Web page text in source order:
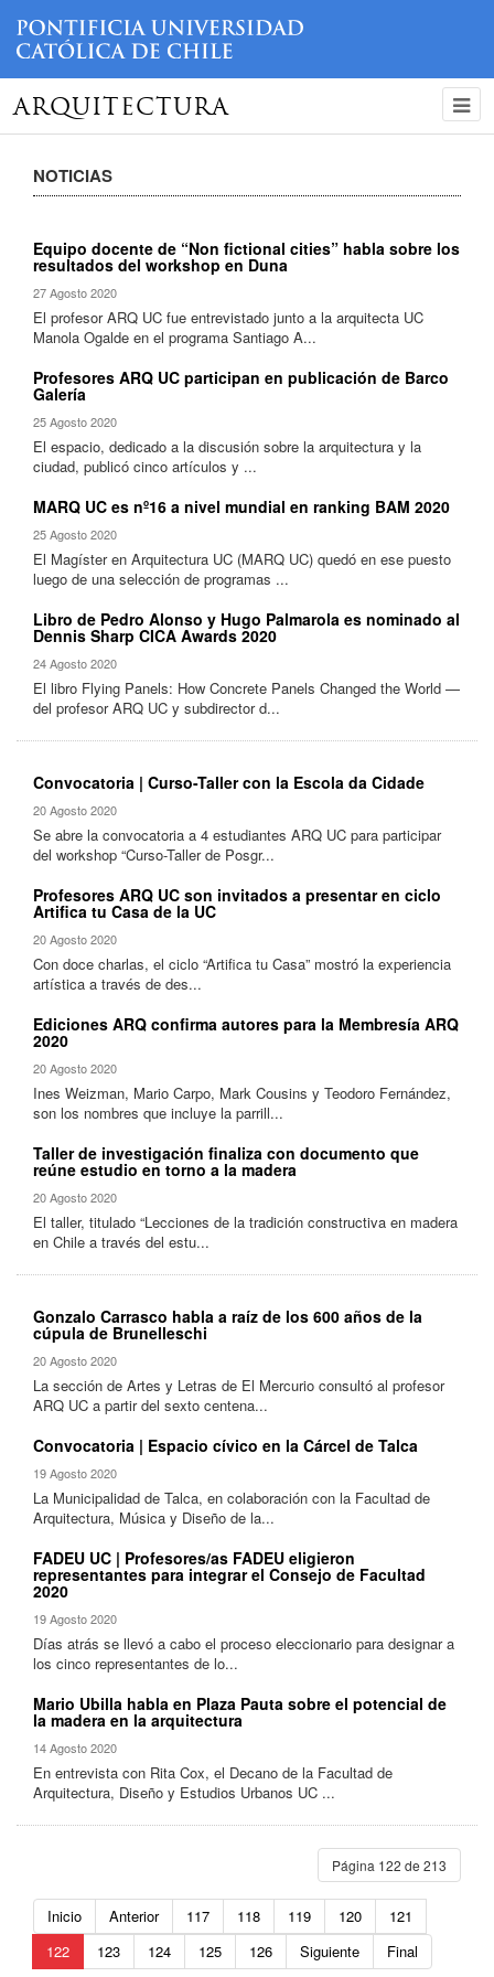
ARQUITECTURA
NOTICIAS
Equipo docente de “Non fictional cities” habla sobre los
resultados del workshop en Duna
27 Agosto 2020
El profesor ARQ UC fue entrevistado junto a la arquitecta UC
Manola Ogalde en el programa Santiago A...
Profesores ARQ UC participan en publicación de Barco
Galería
25 Agosto 2020
El espacio, dedicado a la discusión sobre la arquitectura y la
ciudad, publicó cinco artículos y ...
MARQ UC es nº16 a nivel mundial en ranking BAM 2020
25 Agosto 2020
El Magíster en Arquitectura UC (MARQ UC) quedó en ese puesto
luego de una selección de programas ...
Libro de Pedro Alonso y Hugo Palmarola es nominado al
Dennis Sharp CICA Awards 2020
24 Agosto 2020
El libro Flying Panels: How Concrete Panels Changed the World —
del profesor ARQ UC y subdirector d...
Convocatoria | Curso-Taller con la Escola da Cidade
20 Agosto 2020
Se abre la convocatoria a 4 estudiantes ARQ UC para participar
del workshop “Curso-Taller de Posgr...
Profesores ARQ UC son invitados a presentar en ciclo
Artifica tu Casa de la UC
20 Agosto 2020
Con doce charlas, el ciclo “Artifica tu Casa” mostró la experiencia
artística a través de des...
Ediciones ARQ confirma autores para la Membresía ARQ
2020
20 Agosto 2020
Ines Weizman, Mario Carpo, Mark Cousins y Teodoro Fernández,
son los nombres que incluye la parrill...
Taller de investigación finaliza con documento que
reúne estudio en torno a la madera
20 Agosto 2020
El taller, titulado “Lecciones de la tradición constructiva en madera
en Chile a través del estu...
Gonzalo Carrasco habla a raíz de los 600 años de la
cúpula de Brunelleschi
20 Agosto 2020
La sección de Artes y Letras de El Mercurio consultó al profesor
ARQ UC a partir del sexto centena...
Convocatoria | Espacio cívico en la Cárcel de Talca
19 Agosto 2020
La Municipalidad de Talca, en colaboración con la Facultad de
Arquitectura, Música y Diseño de la...
FADEU UC | Profesores/as FADEU eligieron
representantes para integrar el Consejo de Facultad
2020
19 Agosto 2020
Días atrás se llevó a cabo el proceso eleccionario para designar a
los cinco representantes de lo...
Mario Ubilla habla en Plaza Pauta sobre el potencial de
la madera en la arquitectura
14 Agosto 2020
En entrevista con Rita Cox, el Decano de la Facultad de
Arquitectura, Diseño y Estudios Urbanos UC ...
Página 122 de 213
Inicio Anterior 117 118 119 120
121
122
123 124 125 126 Siguiente Final